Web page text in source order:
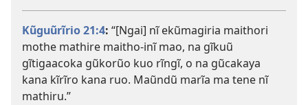
Kũguũrĩrio 21:4: “[Ngai] nĩ ekũmagiria maithori
mothe mathire maitho-inĩ mao, na gĩkuũ
gĩtigaacoka gũkorũo kuo rĩngĩ, o na gũcakaya
kana kĩrĩro kana ruo. Maũndũ marĩa ma tene nĩ
mathiru.”